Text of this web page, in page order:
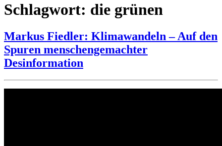
Schlagwort: die grünen
Markus Fiedler: Klimawandeln – Auf den
Spuren menschengemachter
Desinformation